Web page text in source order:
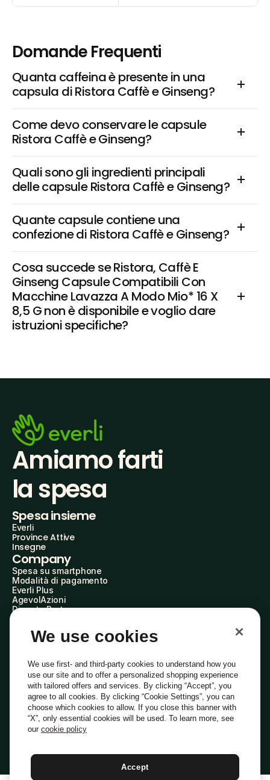
Domande Frequenti
Quanta caffeina è presente in una
capsula di Ristora Caffè e Ginseng?
Come devo conservare le capsule
Ristora Caffè e Ginseng?
Quali sono gli ingredienti principali
delle capsule Ristora Caffè e Ginseng?
Quante capsule contiene una
confezione di Ristora Caffè e Ginseng?
Cosa succede se Ristora, Caffè E
Ginseng Capsule Compatibili Con
Macchine Lavazza A Modo Mio* 16 X
8,5 G non è disponibile e voglio dare
istruzioni specifiche?
Amiamo farti
la spesa
Spesa insieme
Everli
Province Attive
Insegne
Company
Spesa su smartphone
Modalità di pagamento
Everli Plus
AgevolAzioni
Diventa Partner
Everli Shoppers
About Us
Everli News
Domande frequenti
Lavora con noi
Diventa Shopper
Investitori
PrivacyCookiePreferenze Cookie
Termini e CondizioniCodice Etico
Indirizzo PEC: everli@pec.it - indirizzo DPO: dpo@everli.com
Italiano
We use cookies
We use first- and third-party cookies to understand how you
use our site and to offer a personalized shopping experience
with tailored offers and services. By clicking “Accept”, you
agree to all cookies. By clicking “Cookie Settings”, you can
choose which cookies to allow. If you close this banner with
“X”, only essential cookies will be used. To learn more, see
our cookie policy
Accept